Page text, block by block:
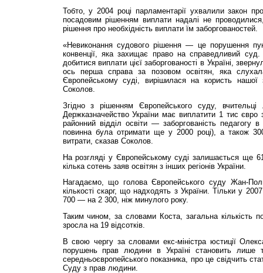
Тобто, у 2004 році парламентарії ухвалили закон
посадовим рішенням виплати надалі не
рішення про необхідність виплати їм заборгованостей.
«Невиконання судового рішення — це порушення
конвенції, яка захищає право на справедливий
добитися виплати цієї заборгованості в Україні,
ось перша справа за позовом освітян, яка
Європейському суді, вирішилася на користь
Соколов.
Згідно з рішенням Європейського суду,
Держказначейство України має виплатити 1 тис євро
районний відділ освіти — заборгованість педагогу
повинна була отримати ще у 2000 році), а також
витрати, сказав Соколов.
На розгляді у Європейському суді залишається ще
кілька сотень заяв освітян з інших регіонів України.
Нагадаємо, що голова Європейського суду Жан-
кількості скарг, що надходять з України. Тільки у
700 — на 2 300, ніж минулого року.
Таким чином, за словами Коста, загальна кількість
зросла на 19 відсотків.
В свою чергу за словами екс-міністра юстиції
порушень прав людини в Україні становить лише
середньоєвропейського показника, про це свідчить
Суду з прав людини.